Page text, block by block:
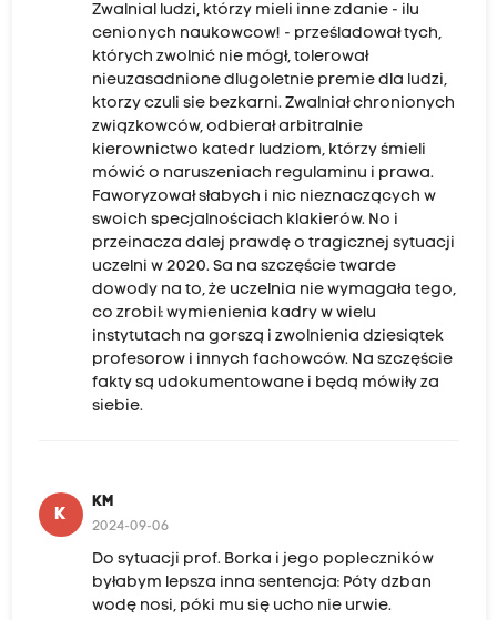
Zwalnial ludzi, którzy mieli inne zdanie - ilu
cenionych naukowcow! - prześladował tych,
których zwolnić nie mógł, tolerował
nieuzasadnione dlugoletnie premie dla ludzi,
ktorzy czuli sie bezkarni. Zwalniał chronionych
związkowców, odbierał arbitralnie
kierownictwo katedr ludziom, którzy śmieli
mówić o naruszeniach regulaminu i prawa.
Faworyzował słabych i nic nieznaczących w
swoich specjalnościach klakierów. No i
przeinacza dalej prawdę o tragicznej sytuacji
uczelni w 2020. Sa na szczęście twarde
dowody na to, że uczelnia nie wymagała tego,
co zrobil: wymienienia kadry w wielu
instytutach na gorszą i zwolnienia dziesiątek
profesorow i innych fachowców. Na szczęście
fakty są udokumentowane i będą mówiły za
siebie.
K
KM
2024-09-06
Do sytuacji prof. Borka i jego popleczników
byłabym lepsza inna sentencja: Póty dzban
wodę nosi, póki mu się ucho nie urwie.